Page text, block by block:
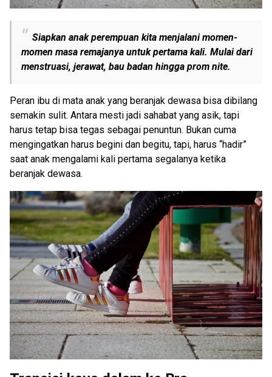
Siapkan anak perempuan kita menjalani momen-
momen masa remajanya untuk pertama kali. Mulai dari
menstruasi, jerawat, bau badan hingga prom nite.
Peran ibu di mata anak yang beranjak dewasa bisa dibilang
semakin sulit. Antara mesti jadi sahabat yang asik, tapi
harus tetap bisa tegas sebagai penuntun. Bukan cuma
mengingatkan harus begini dan begitu, tapi, harus “hadir”
saat anak mengalami kali pertama segalanya ketika
beranjak dewasa.